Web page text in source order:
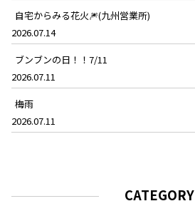
自宅からみる花火🎆(九州営業所)
2026.07.14
ブンブンの日！！7/11
2026.07.11
梅雨
2026.07.11
CATEGORY